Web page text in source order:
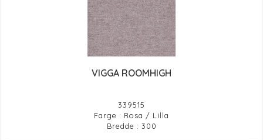
VIGGA ROOMHIGH
339515
Farge : Rosa / Lilla
Bredde : 300